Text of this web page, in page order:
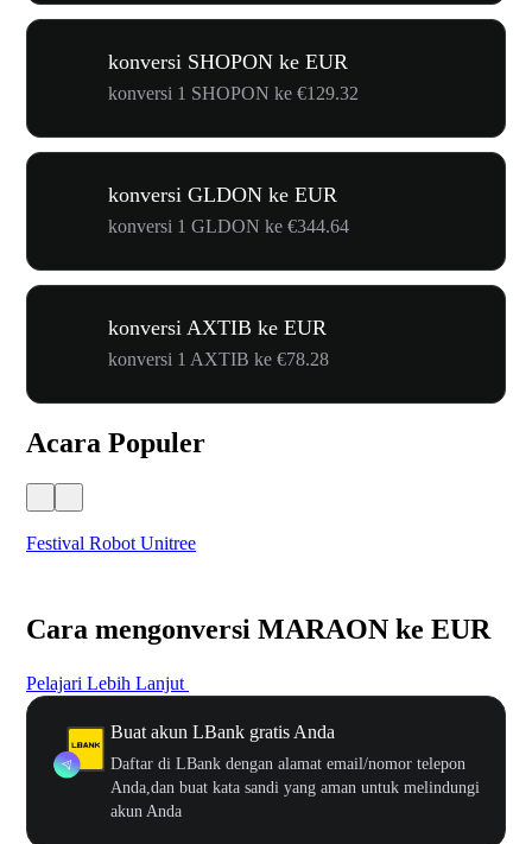
konversi SHOPON ke EUR
konversi 1 SHOPON ke €129.32
konversi GLDON ke EUR
konversi 1 GLDON ke €344.64
konversi AXTIB ke EUR
konversi 1 AXTIB ke €78.28
Acara Populer
Festival Robot Unitree
Cara mengonversi MARAON ke EUR
Pelajari Lebih Lanjut
Buat akun LBank gratis Anda
Daftar di LBank dengan alamat email/nomor telepon
Anda,dan buat kata sandi yang aman untuk melindungi
akun Anda